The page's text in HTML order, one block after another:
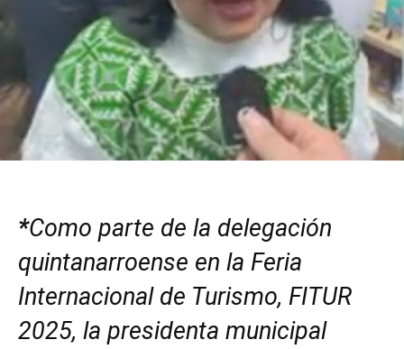
*Como parte de la delegación
quintanarroense en la Feria
Internacional de Turismo, FITUR
2025, la presidenta municipal